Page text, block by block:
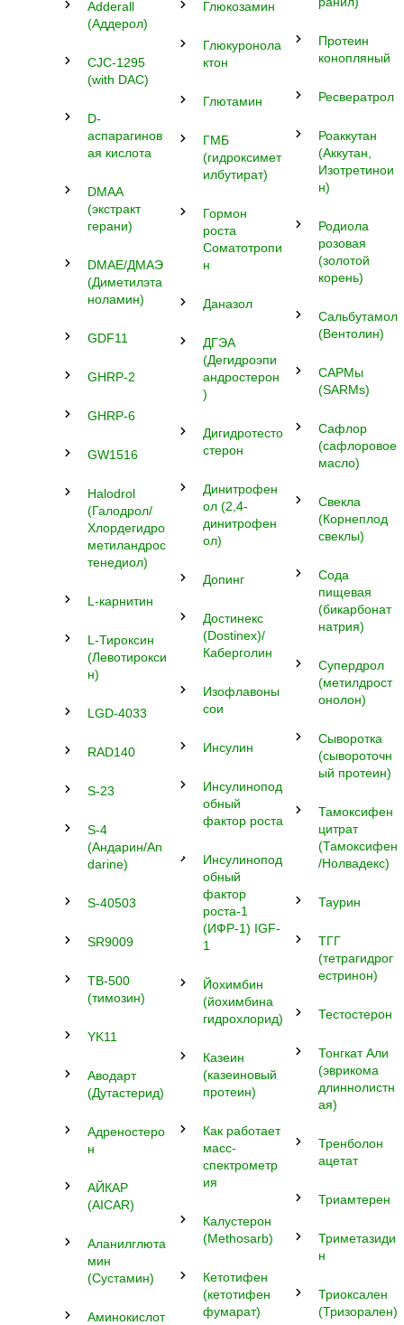
Adderall
(Аддерол)
CJC-1295
(with DAC)
D-
аспарагинов
ая кислота
DMAA
(экстракт
герани)
DMAE/ДМАЭ
(Диметилэта
ноламин)
GDF11
GHRP-2
GHRP-6
GW1516
Halodrol
(Галодрол/
Хлордегидро
метиландрос
тенедиол)
L-карнитин
L-Тироксин
(Левотирокси
н)
LGD-4033
RAD140
S-23
S-4
(Андарин/An
darine)
S-40503
SR9009
TB-500
(тимозин)
YK11
Аводарт
(Дутастерид)
Адреностеро
н
АЙКАР
(AICAR)
Аланилглюта
мин
(Сустамин)
Аминокислот
Глюкозамин
Глюкуронола
ктон
Глютамин
ГМБ
(гидроксимет
илбутират)
Гормон
роста
Соматотропи
н
Даназол
ДГЭА
(Дегидроэпи
андростерон
)
Дигидротесто
стерон
Динитрофен
ол (2,4-
динитрофен
ол)
Допинг
Достинекс
(Dostinex)/
Каберголин
Изофлавоны
сои
Инсулин
Инсулинопод
обный
фактор роста
Инсулинопод
обный
фактор
роста-1
(ИФР-1) IGF-
1
Йохимбин
(йохимбина
гидрохлорид)
Казеин
(казеиновый
протеин)
Как работает
масс-
спектрометр
ия
Калустерон
(Methosarb)
Кетотифен
(кетотифен
фумарат)
Протеин
конопляный
Ресвератрол
Роаккутан
(Аккутан,
Изотретинои
н)
Родиола
розовая
(золотой
корень)
Сальбутамол
(Вентолин)
САРМы
(SARMs)
Сафлор
(сафлоровое
масло)
Свекла
(Корнеплод
свеклы)
Сода
пищевая
(бикарбонат
натрия)
Супердрол
(метилдрост
онолон)
Сыворотка
(сывороточн
ый протеин)
Тамоксифен
цитрат
(Тамоксифен
/Нолвадекс)
Таурин
ТГГ
(тетрагидрог
естринон)
Тестостерон
Тонгкат Али
(эврикома
длиннолистн
ая)
Тренболон
ацетат
Триамтерен
Триметазиди
н
Триоксален
(Тризорален)